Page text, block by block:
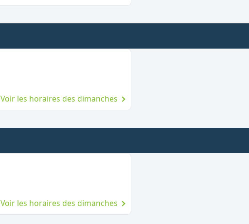
Voir les horaires des dimanches
Voir les horaires des dimanches